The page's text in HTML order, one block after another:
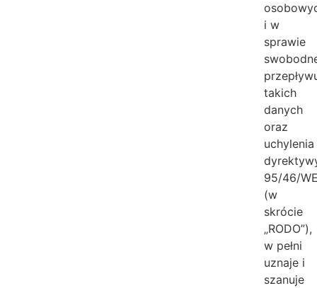
i w
sprawie
takich
danych
oraz
uchylenia
95/46/
(w
skrócie
„RODO”),
w pełni
uznaje i
szanuje